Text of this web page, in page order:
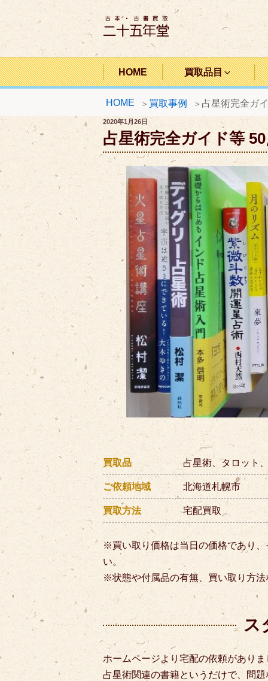
コ
ン
テ
ン
ツ
へ
キ
プ
二十五年堂
HOME 買取品目
HOME 買取事例 占星術完全ガ
投
稿
日:
2020年1月26日
占星術完全ガイド等
買取品 占星術、タロット
ご依頼地域 北海道札幌市
買取方法 宅配買取
※買い取り価格は当日の価格であり
い。
※状態や付属品の有無、買い取り方
ス
ホームページより宅配の依頼がありま
占星術関連の書籍というだけで、問